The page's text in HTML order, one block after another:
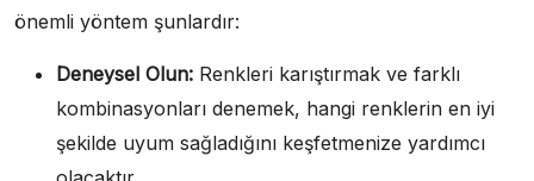
önemli yöntem şunlardır:
Deneysel Olun: Renkleri karıştırmak ve farklı
kombinasyonları denemek, hangi renklerin en iyi
şekilde uyum sağladığını keşfetmenize yardımcı